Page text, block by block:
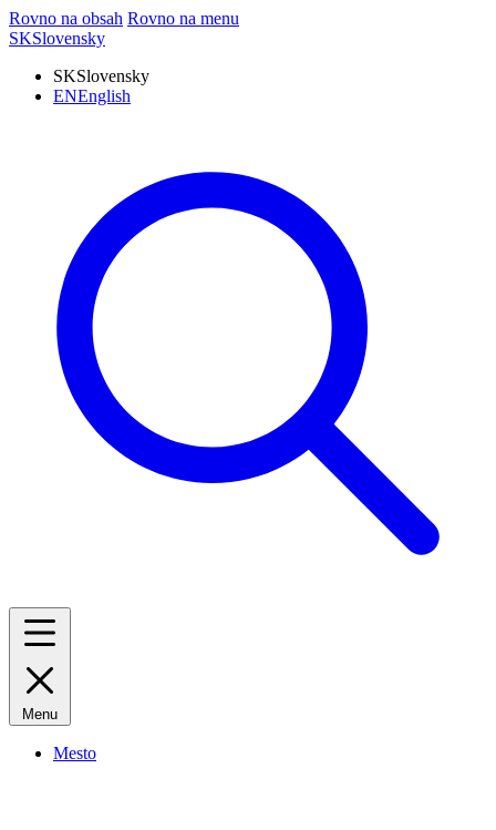
Rovno na obsah Rovno na menu
SKSlovensky
SKSlovensky
ENEnglish
Menu
Mesto